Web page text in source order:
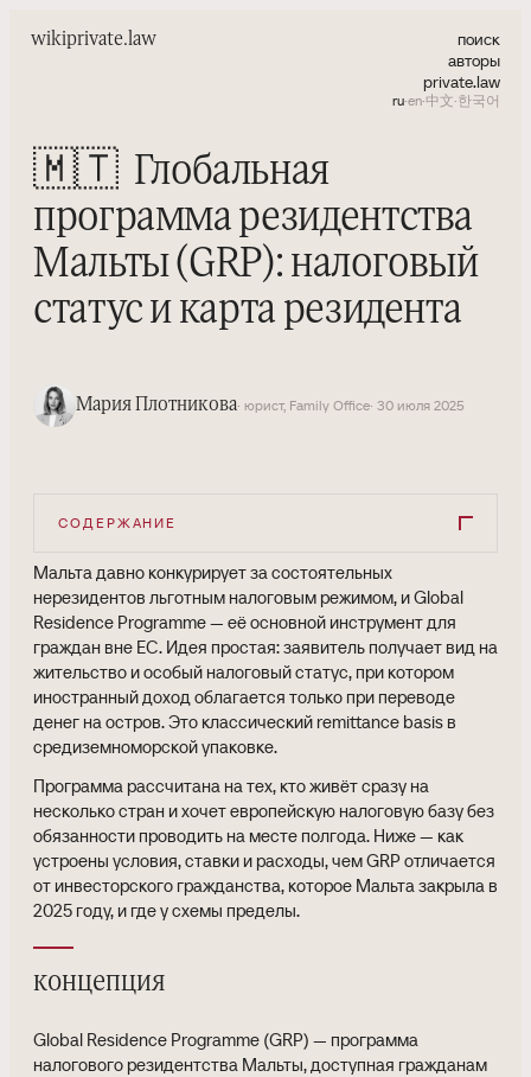
wikiprivate.law
поиск
авторы
private.law
ru·en·中文·한국어
🇲🇹 Глобальная
программа резидентства
Мальты (GRP): налоговый
статус и карта резидента
Мария Плотникова· юрист, Family Office· 30 июля 2025
СОДЕРЖАНИЕ
Мальта давно конкурирует за состоятельных
нерезидентов льготным налоговым режимом, и Global
Residence Programme — её основной инструмент для
граждан вне ЕС. Идея простая: заявитель получает вид на
жительство и особый налоговый статус, при котором
иностранный доход облагается только при переводе
денег на остров. Это классический remittance basis в
средиземноморской упаковке.
Программа рассчитана на тех, кто живёт сразу на
несколько стран и хочет европейскую налоговую базу без
обязанности проводить на месте полгода. Ниже — как
устроены условия, ставки и расходы, чем GRP отличается
от инвесторского гражданства, которое Мальта закрыла в
2025 году, и где у схемы пределы.
концепция
Global Residence Programme (GRP) — программа
налогового резидентства Мальты, доступная гражданам